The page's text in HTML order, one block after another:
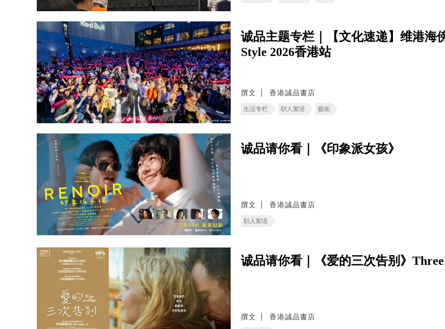
诚品主题专栏｜【文化速递】维港海
Style 2026香港站
撰文 香港誠品書店
生活专栏 职人絮语 藝術
诚品请你看｜《印象派女孩》
撰文 香港誠品書店
职人絮语
诚品请你看｜《爱的三次告别》Three
撰文 香港誠品書店